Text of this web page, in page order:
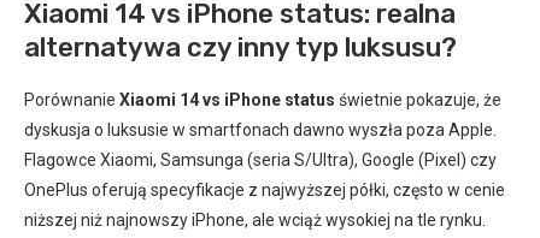
Xiaomi 14 vs iPhone status: realna
alternatywa czy inny typ luksusu?
Porównanie Xiaomi 14 vs iPhone status świetnie pokazuje, że
dyskusja o luksusie w smartfonach dawno wyszła poza Apple.
Flagowce Xiaomi, Samsunga (seria S/Ultra), Google (Pixel) czy
OnePlus oferują specyfikacje z najwyższej półki, często w cenie
niższej niż najnowszy iPhone, ale wciąż wysokiej na tle rynku.